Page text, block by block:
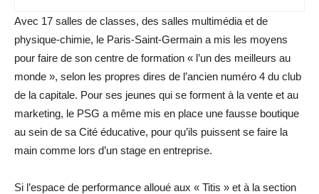
Avec 17 salles de classes, des salles multimédia et de
physique-chimie, le Paris-Saint-Germain a mis les moyens
pour faire de son centre de formation « l’un des meilleurs au
monde », selon les propres dires de l’ancien numéro 4 du club
de la capitale. Pour ses jeunes qui se forment à la vente et au
marketing, le PSG a même mis en place une fausse boutique
au sein de sa Cité éducative, pour qu’ils puissent se faire la
main comme lors d’un stage en entreprise.
Si l’espace de performance alloué aux « Titis » et à la section